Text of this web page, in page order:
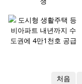
처음